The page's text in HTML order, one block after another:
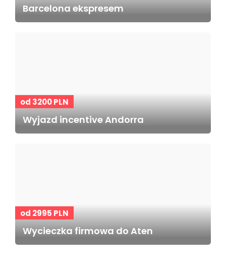
Barcelona ekspresem
od 3200 PLN
Wyjazd incentive Andorra
od 2995 PLN
Wycieczka firmowa do Aten